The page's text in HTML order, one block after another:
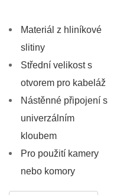
Materiál z hliníkové
slitiny
Střední velikost s
otvorem pro kabeláž
Nástěnné připojení s
univerzálním
kloubem
Pro použití kamery
nebo komory